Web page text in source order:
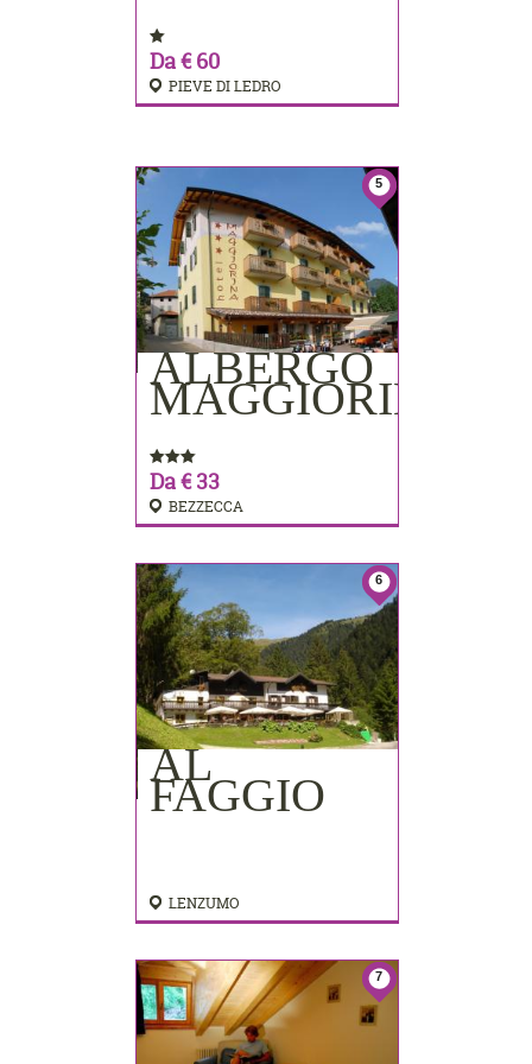
Da € 60
PIEVE DI LEDRO
5
ALBERGO
MAGGIORINA
Da € 33
BEZZECCA
PRENOTA
6
AL
FAGGIO
LENZUMO
7